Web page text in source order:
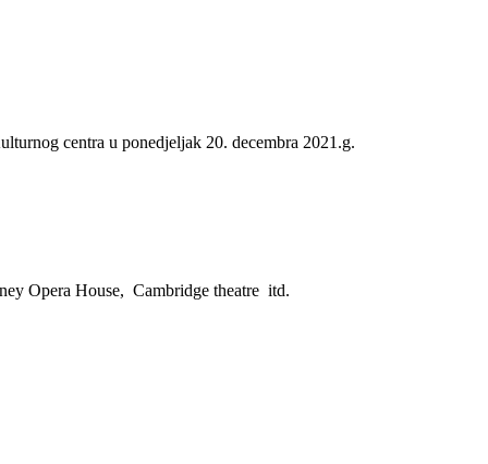
centra u ponedjeljak 20. decembra 2021.g.
Opera House, Cambridge theatre itd.